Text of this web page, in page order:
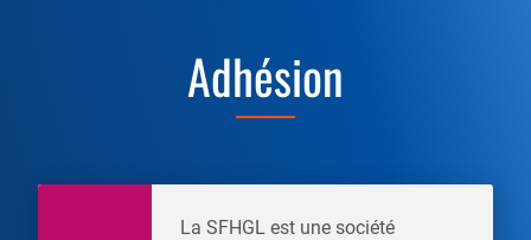
Adhésion
La SFHGL est une société